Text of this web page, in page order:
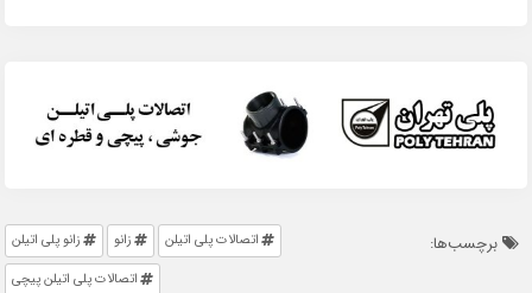
برچسب‌ها: اتصالات پلی اتیلن زانو
زانو پلی اتیلن
اتصالات پلی اتیلن پیچی